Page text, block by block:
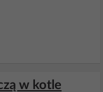
w kotle